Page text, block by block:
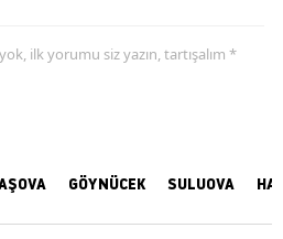
ilk yorumu siz yazın, tartışalım *
GÖYNÜCEK SULUOVA